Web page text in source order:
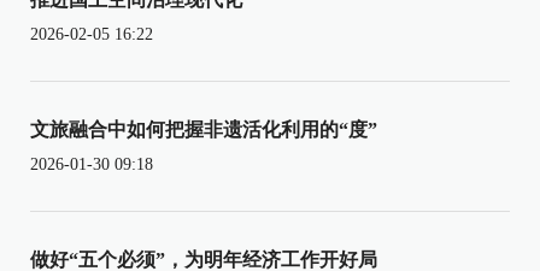
2026-02-05 16:22
文旅融合中如何把握非遗活化利用的“度”
2026-01-30 09:18
做好“五个必须”，为明年经济工作开好局